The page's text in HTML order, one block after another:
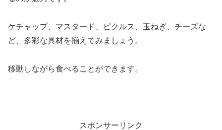
ケチャップ、マスタード、ピクルス、玉ねぎ、チーズな
ど、多彩な具材を揃えてみましょう。
移動しながら食べることができます。
スポンサーリンク